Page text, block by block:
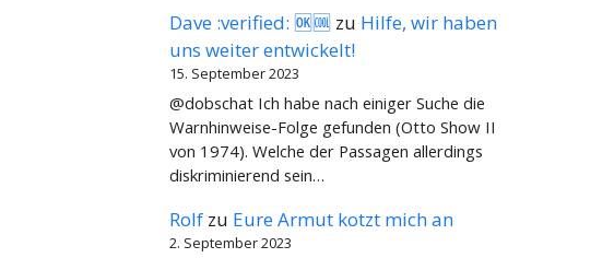
Dave :verified: 🆗🆒 zu Hilfe, wir haben
uns weiter entwickelt!
15. September 2023
@dobschat Ich habe nach einiger Suche die
Warnhinweise-Folge gefunden (Otto Show II
von 1974). Welche der Passagen allerdings
diskriminierend sein…
Rolf zu Eure Armut kotzt mich an
2. September 2023